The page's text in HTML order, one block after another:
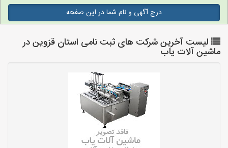
درج آگهی و نام شما در این صفحه
لیست آخرین شرکت های ثبت نامی استان قزوین در
ماشین آلات یاب